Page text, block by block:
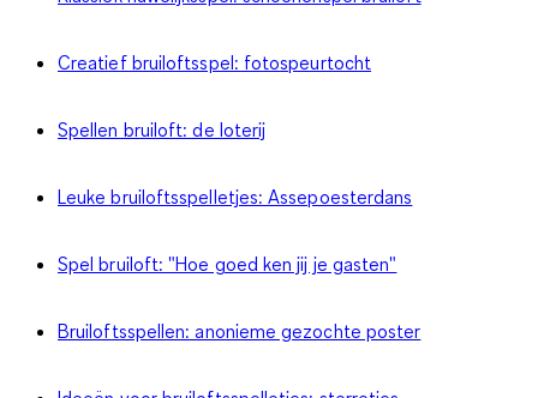
Creatief bruiloftsspel: fotospeurtocht
Spellen bruiloft: de loterij
Leuke bruiloftsspelletjes: Assepoesterdans
Spel bruiloft: "Hoe goed ken jij je gasten"
Bruiloftsspellen: anonieme gezochte poster